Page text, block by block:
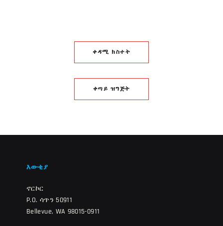
ቀዳሚ ክስተት
ቀጣይ ዝግጅት
እውቂያ
ኖርኮር
P.O. ሳጥን 50911
Bellevue, WA 98015-0911